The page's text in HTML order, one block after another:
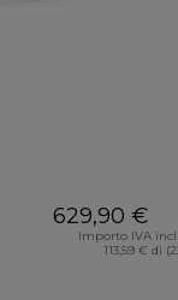
629,90 €
Importo IVA
113,59 € di